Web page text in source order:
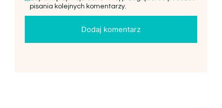
pisania kolejnych komentarzy.